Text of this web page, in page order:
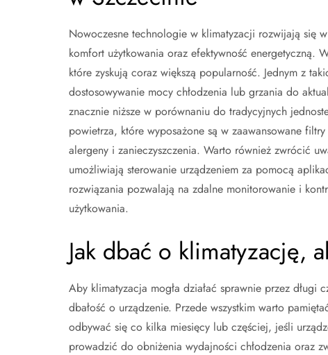
Nowoczesne technologie w klimatyzacji rozwijają się
komfort użytkowania oraz efektywność energetyczną.
które zyskują coraz większą popularność. Jednym z
dostosowywanie mocy chłodzenia lub grzania do
znacznie niższe w porównaniu do tradycyjnych
powietrza, które wyposażone są w zaawansowane
alergeny i zanieczyszczenia. Warto również zwrócić
umożliwiają sterowanie urządzeniem za pomocą
rozwiązania pozwalają na zdalne monitorowanie i
użytkowania.
Jak dbać o klimatyzację,
Aby klimatyzacja mogła działać sprawnie przez
dbałość o urządzenie. Przede wszystkim warto
odbywać się co kilka miesięcy lub częściej, jeśli
prowadzić do obniżenia wydajności chłodzenia oraz